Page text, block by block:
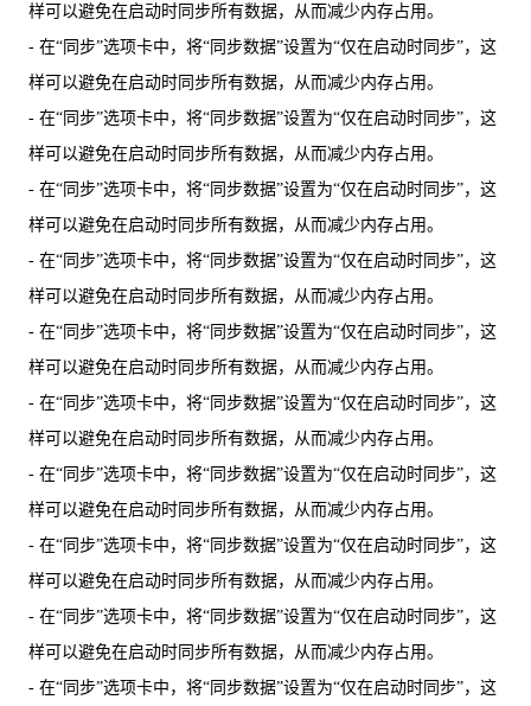
样可以避免在启动时同步所有数据，从而减少内存占用。
- 在“同步”选项卡中，将“同步数据”设置为“仅在启动时同步”，这
样可以避免在启动时同步所有数据，从而减少内存占用。
- 在“同步”选项卡中，将“同步数据”设置为“仅在启动时同步”，这
样可以避免在启动时同步所有数据，从而减少内存占用。
- 在“同步”选项卡中，将“同步数据”设置为“仅在启动时同步”，这
样可以避免在启动时同步所有数据，从而减少内存占用。
- 在“同步”选项卡中，将“同步数据”设置为“仅在启动时同步”，这
样可以避免在启动时同步所有数据，从而减少内存占用。
- 在“同步”选项卡中，将“同步数据”设置为“仅在启动时同步”，这
样可以避免在启动时同步所有数据，从而减少内存占用。
- 在“同步”选项卡中，将“同步数据”设置为“仅在启动时同步”，这
样可以避免在启动时同步所有数据，从而减少内存占用。
- 在“同步”选项卡中，将“同步数据”设置为“仅在启动时同步”，这
样可以避免在启动时同步所有数据，从而减少内存占用。
- 在“同步”选项卡中，将“同步数据”设置为“仅在启动时同步”，这
样可以避免在启动时同步所有数据，从而减少内存占用。
- 在“同步”选项卡中，将“同步数据”设置为“仅在启动时同步”，这
样可以避免在启动时同步所有数据，从而减少内存占用。
- 在“同步”选项卡中，将“同步数据”设置为“仅在启动时同步”，这